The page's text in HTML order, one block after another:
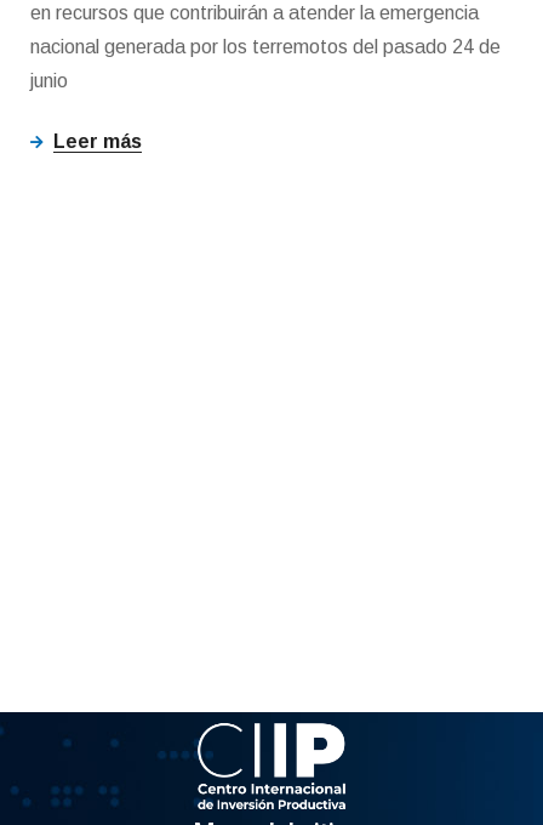
en recursos que contribuirán a atender la emergencia
nacional generada por los terremotos del pasado 24 de
junio
Leer más